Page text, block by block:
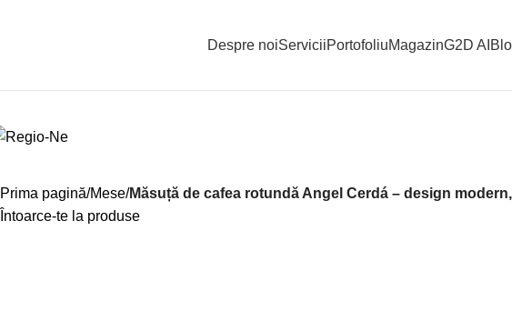
Despre noiServiciiPortofoliuMagazinG2D AI
Prima pagină Mese Măsuță de cafea rotundă Angel Cerdá – design
Întoarce-te la produse